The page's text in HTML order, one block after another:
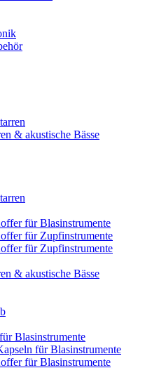
& akustische Bässe
für Blasinstrumente
für Zupfinstrumente
für Zupfinstrumente
& akustische Bässe
Blasinstrumente
für Blasinstrumente
für Blasinstrumente